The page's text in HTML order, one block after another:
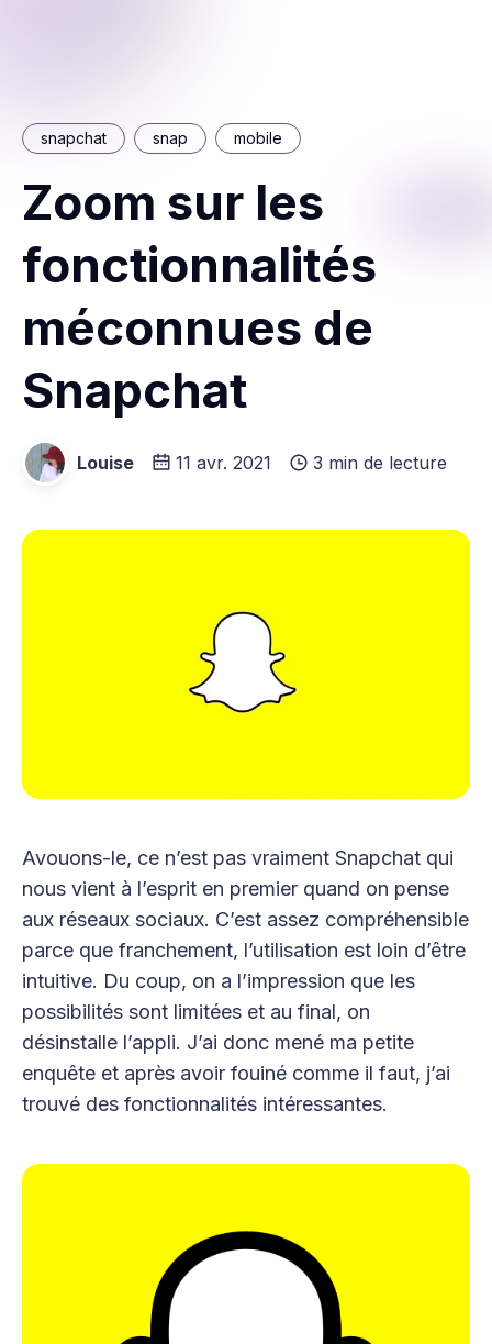
snapchat snap mobile
Zoom sur les
fonctionnalités
méconnues de
Snapchat
Louise 11 avr. 2021 3 min de lecture
Avouons-le, ce n’est pas vraiment Snapchat qui
nous vient à l’esprit en premier quand on pense
aux réseaux sociaux. C’est assez compréhensible
parce que franchement, l’utilisation est loin d’être
intuitive. Du coup, on a l’impression que les
possibilités sont limitées et au final, on
désinstalle l’appli. J’ai donc mené ma petite
enquête et après avoir fouiné comme il faut, j’ai
trouvé des fonctionnalités intéressantes.